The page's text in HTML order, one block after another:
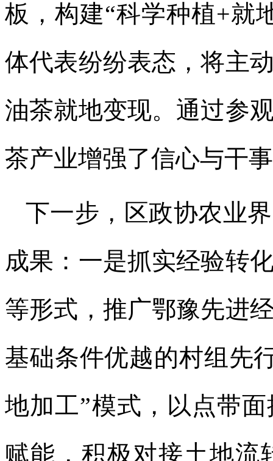
板，构建“科学种植+就
体代表纷纷表态，将主
油茶就地变现。通过参
茶产业增强了信心与干
下一步，区政协农业
成果：一是抓实经验转
等形式，推广鄂豫先进
基础条件优越的村组先
地加工”模式，以点带
赋能，积极对接土地流